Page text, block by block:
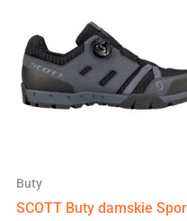
Buty
SCOTT Buty damskie